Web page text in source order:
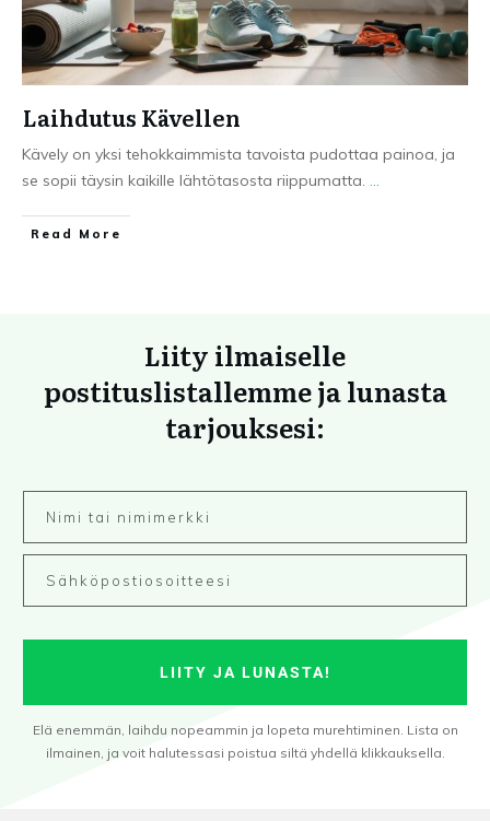
Laihdutus Kävellen
Kävely on yksi tehokkaimmista tavoista pudottaa painoa, ja
se sopii täysin kaikille lähtötasosta riippumatta. ...
Read More
Liity ilmaiselle
postituslistallemme ja lunasta
tarjouksesi:
LIITY JA LUNASTA!
Elä enemmän, laihdu nopeammin ja lopeta murehtiminen. Lista on
ilmainen, ja voit halutessasi poistua siltä yhdellä klikkauksella.